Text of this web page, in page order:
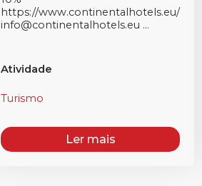
https://www.continentalhotels.eu/
info@continentalhotels.eu ...
Atividade
Turismo
Ler mais